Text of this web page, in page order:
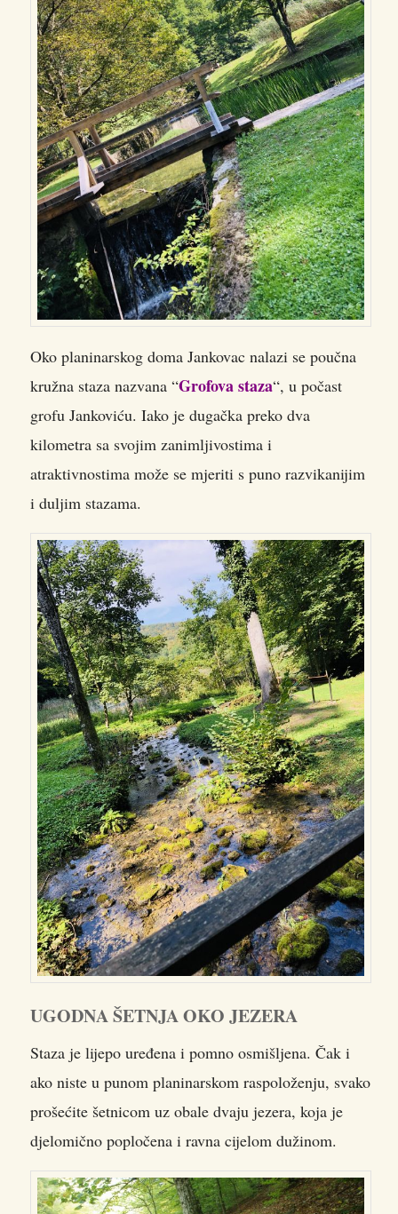
Oko planinarskog doma Jankovac nalazi se poučna
kružna staza nazvana “Grofova staza“, u počast
grofu Jankoviću. Iako je dugačka preko dva
kilometra sa svojim zanimljivostima i
atraktivnostima može se mjeriti s puno razvikanijim
i duljim stazama.
UGODNA ŠETNJA OKO JEZERA
Staza je lijepo uređena i pomno osmišljena. Čak i
ako niste u punom planinarskom raspoloženju, svako
prošećite šetnicom uz obale dvaju jezera, koja je
djelomično popločena i ravna cijelom dužinom.